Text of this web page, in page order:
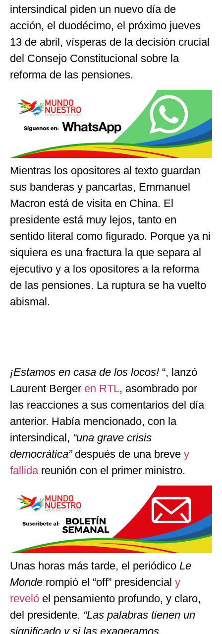
intersindical piden un nuevo día de
acción, el duodécimo, el próximo jueves
13 de abril, vísperas de la decisión crucial
del Consejo Constitucional sobre la
reforma de las pensiones.
Mientras los opositores al texto guardan
sus banderas y pancartas, Emmanuel
Macron está de visita en China. El
presidente está muy lejos, tanto en
sentido literal como figurado. Porque ya ni
siquiera es una fractura la que separa al
ejecutivo y a los opositores a la reforma
de las pensiones. La ruptura se ha vuelto
abismal.
¡Estamos en casa de los locos! “, lanzó
Laurent Berger en RTL, asombrado por
las reacciones a sus comentarios del día
anterior. Había mencionado, con la
intersindical, “una grave crisis
democrática” después de una breve y
fallida reunión con el primer ministro.
Unas horas más tarde, el periódico Le
Monde rompió el “off” presidencial y
reveló el pensamiento profundo, y claro,
del presidente. “Las palabras tienen un
significado y si las exageramos,